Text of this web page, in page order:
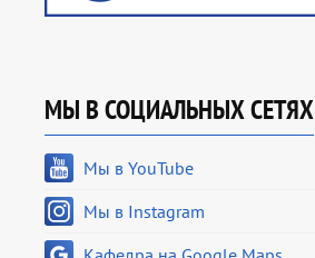
МЫ В СОЦИАЛЬНЫХ СЕТЯХ
Мы в YouTube
Мы в Instagram